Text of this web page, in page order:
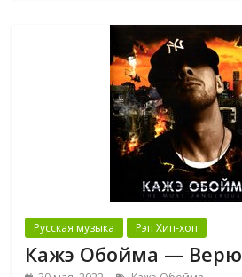
Русская музыка Рэп Хип-хоп
Кажэ Обойма — Верю